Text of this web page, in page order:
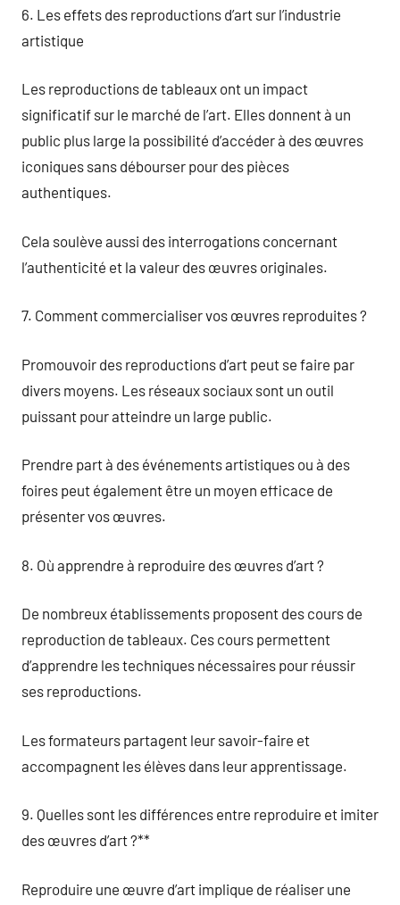
6. Les effets des reproductions d’art sur l’industrie
artistique
Les reproductions de tableaux ont un impact
significatif sur le marché de l’art. Elles donnent à un
public plus large la possibilité d’accéder à des œuvres
iconiques sans débourser pour des pièces
authentiques.
Cela soulève aussi des interrogations concernant
l’authenticité et la valeur des œuvres originales.
7. Comment commercialiser vos œuvres reproduites ?
Promouvoir des reproductions d’art peut se faire par
divers moyens. Les réseaux sociaux sont un outil
puissant pour atteindre un large public.
Prendre part à des événements artistiques ou à des
foires peut également être un moyen efficace de
présenter vos œuvres.
8. Où apprendre à reproduire des œuvres d’art ?
De nombreux établissements proposent des cours de
reproduction de tableaux. Ces cours permettent
d’apprendre les techniques nécessaires pour réussir
ses reproductions.
Les formateurs partagent leur savoir-faire et
accompagnent les élèves dans leur apprentissage.
9. Quelles sont les différences entre reproduire et imiter
des œuvres d’art ?**
Reproduire une œuvre d’art implique de réaliser une